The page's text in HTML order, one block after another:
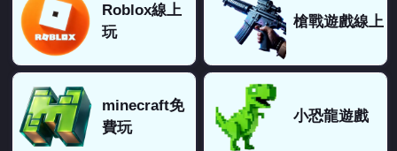
Roblox線上
玩
槍戰遊戲線上
minecraft免
費玩
小恐龍遊戲